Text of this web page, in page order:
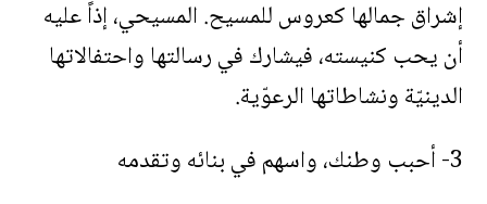
إشراق جمالها كعروس للمسيح. المسيحي، إذاً عليه
أن يحب كنيسته، فيشارك في رسالتها واحتفالاتها
الدينيّة ونشاطاتها الرعوّية.
3- أحبب وطنك، واسهم في بنائه وتقدمه